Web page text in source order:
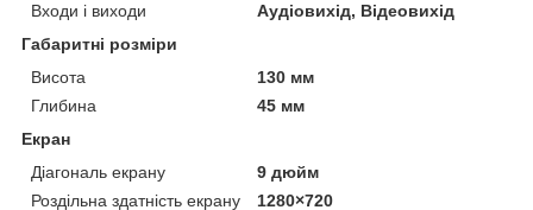
Входи і виходи
Аудіовихід, Відеовихід
Габаритні розміри
Висота
130 мм
Глибина
45 мм
Екран
Діагональ екрану
9 дюйм
Роздільна здатність екрану
1280×720